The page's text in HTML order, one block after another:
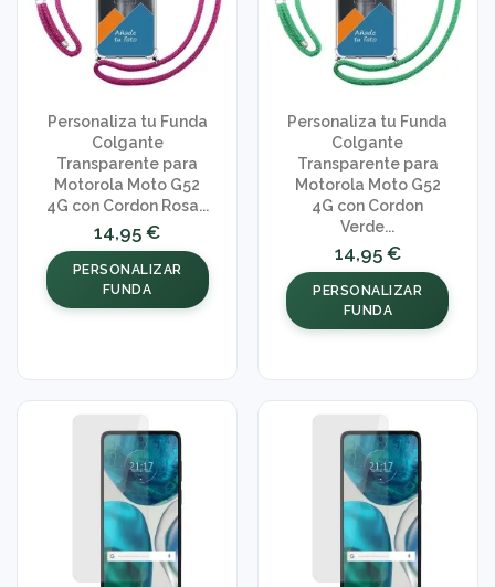
Personaliza tu Funda
Colgante
Transparente para
Motorola Moto G52
4G con Cordon Rosa...
14,95 €
PERSONALIZAR
FUNDA
Personaliza tu Funda
Colgante
Transparente para
Motorola Moto G52
4G con Cordon
Verde...
14,95 €
PERSONALIZAR
FUNDA